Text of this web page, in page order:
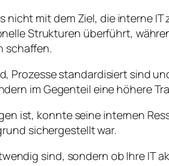
nicht mit dem Ziel, die interne
Strukturen überführt,
schaffen.
Prozesse standardisiert sind
im Gegenteil eine höhere
ist, konnte seine internen
sichergestellt war.
sind, sondern ob Ihre IT